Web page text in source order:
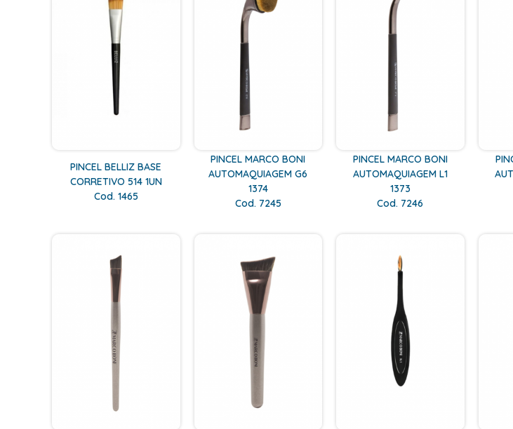
PINCEL BELLIZ BASE
CORRETIVO 514 1UN
Cod. 1465
PINCEL MARCO BONI
AUTOMAQUIAGEM G6
1374
Cod. 7245
PINCEL MARCO BONI
AUTOMAQUIAGEM L1
1373
Cod. 7246